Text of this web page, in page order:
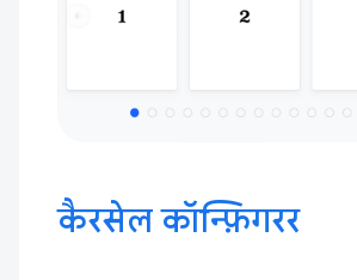
कैरसेल कॉन्फ़िगरर